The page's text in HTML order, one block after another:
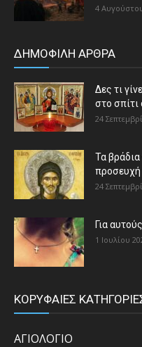
4
ΔΗΜΟΦΙΛΗ ΑΡΘΡΑ
Δες τι
στο σπίτι
24
Τα βράδια
προσευχή
24
Για
1 Ιουλίου
ΚΟΡΥΦΑΙΕΣ
ΑΓΙΟΛΟΓΙΟ